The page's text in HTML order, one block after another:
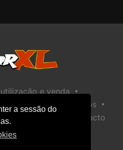
a sessão do
e venda •
Política de Biscoitos •
Ajuda / Contacto